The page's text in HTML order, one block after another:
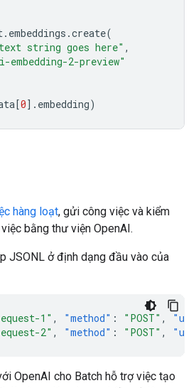
. embeddings .create(
string goes here" ,
embedding-2-preview"
[0] . embedding)
hàng loạt, gửi công việc và kiểm
bằng thư viện OpenAI.
JSONL ở định dạng đầu vào của
1" , "method" : "POST" ,
2" , "method" : "POST" ,
OpenAI cho Batch hỗ trợ việc tạo